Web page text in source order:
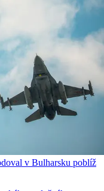
v Bulharsku poblíž